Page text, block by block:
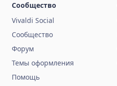
Сообщество
Vivaldi Social
Сообщество
Форум
Темы оформления
Помощь